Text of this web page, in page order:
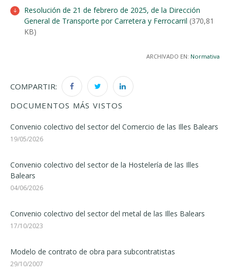
Resolución de 21 de febrero de 2025, de la Dirección
General de Transporte por Carretera y Ferrocarril (370,81
KB)
ARCHIVADO EN: Normativa
COMPARTIR:
DOCUMENTOS MÁS VISTOS
Convenio colectivo del sector del Comercio de las Illes Balears
19/05/2026
Convenio colectivo del sector de la Hostelería de las Illes
Balears
04/06/2026
Convenio colectivo del sector del metal de las Illes Balears
17/10/2023
Modelo de contrato de obra para subcontratistas
29/10/2007